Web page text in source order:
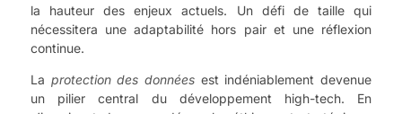
la hauteur des enjeux actuels. Un défi de taille qui
nécessitera une adaptabilité hors pair et une réflexion
continue.
La protection des données est indéniablement devenue
un pilier central du développement high-tech. En